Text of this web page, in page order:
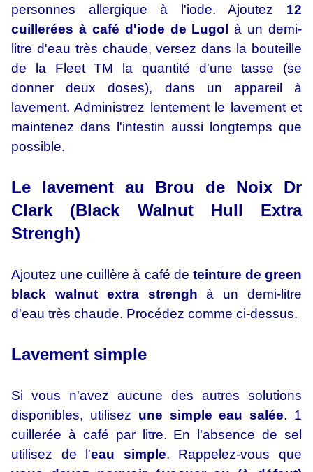
personnes allergique à l'iode. Ajoutez 12
cuillerées à café d'iode de Lugol
à un demi-
litre d'eau très chaude, versez dans la bouteille
de la Fleet TM la quantité d'une tasse (se
donner deux doses), dans un appareil à
lavement. Administrez lentement le lavement et
maintenez dans l'intestin aussi longtemps que
possible.
Le lavement au Brou de Noix Dr
Clark (Black Walnut Hull Extra
Strengh)
Ajoutez une cuillère à café de teinture de green
black walnut extra strengh à un demi-litre
d'eau très chaude. Procédez comme ci-dessus.
Lavement simple
Si vous n'avez aucune des autres solutions
disponibles, utilisez une simple eau salée. 1
cuillerée à café par litre. En l'absence de sel
utilisez de l'eau simple. Rappelez-vous que